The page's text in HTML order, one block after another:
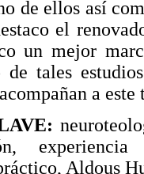
de ellos así
el
un mejor
tales
a
experiencia
Aldous